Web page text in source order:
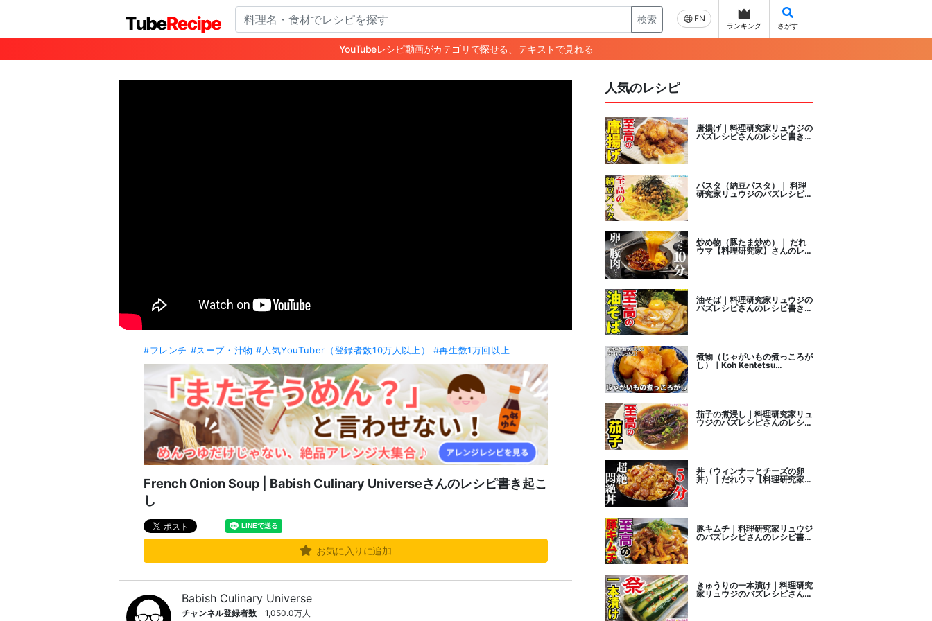
検索 EN
ランキング さがす
YouTubeレシピ動画がカテゴリで探せる、テキストで見れる
#フレンチ #スープ・汁物 #人気YouTuber（登録者数10万人以上） #再生数1万回以上
French Onion Soup | Babish Culinary Universeさんのレシピ書き起こ
し
お気に入りに追加
Babish Culinary Universe
チャンネル登録者数
1,050.0万人
人気のレシピ
唐揚げ｜料理研究家リュウジの
バズレシピさんのレシピ書き起
パスタ（納豆パスタ）｜ 料理
研究家リュウジのバズレシピさ
んのレシピ書き起こし
炒め物（豚たま炒め）｜ だれ
ウマ【料理研究家】さんのレシ
油そば｜料理研究家リュウジの
バズレシピさんのレシピ書き起
煮物（じゃがいもの煮っころが
し）｜Koh Kentetsu
茄子の煮浸し｜料理研究家リュ
ウジのバズレシピさんのレシピ
書き起こし
丼（ウィンナーとチーズの卵
丼）｜だれウマ【料理研究家】
豚キムチ｜料理研究家リュウジ
のバズレシピさんのレシピ書き
起こし
きゅうりの一本漬け｜料理研究
家リュウジのバズレシピさんの